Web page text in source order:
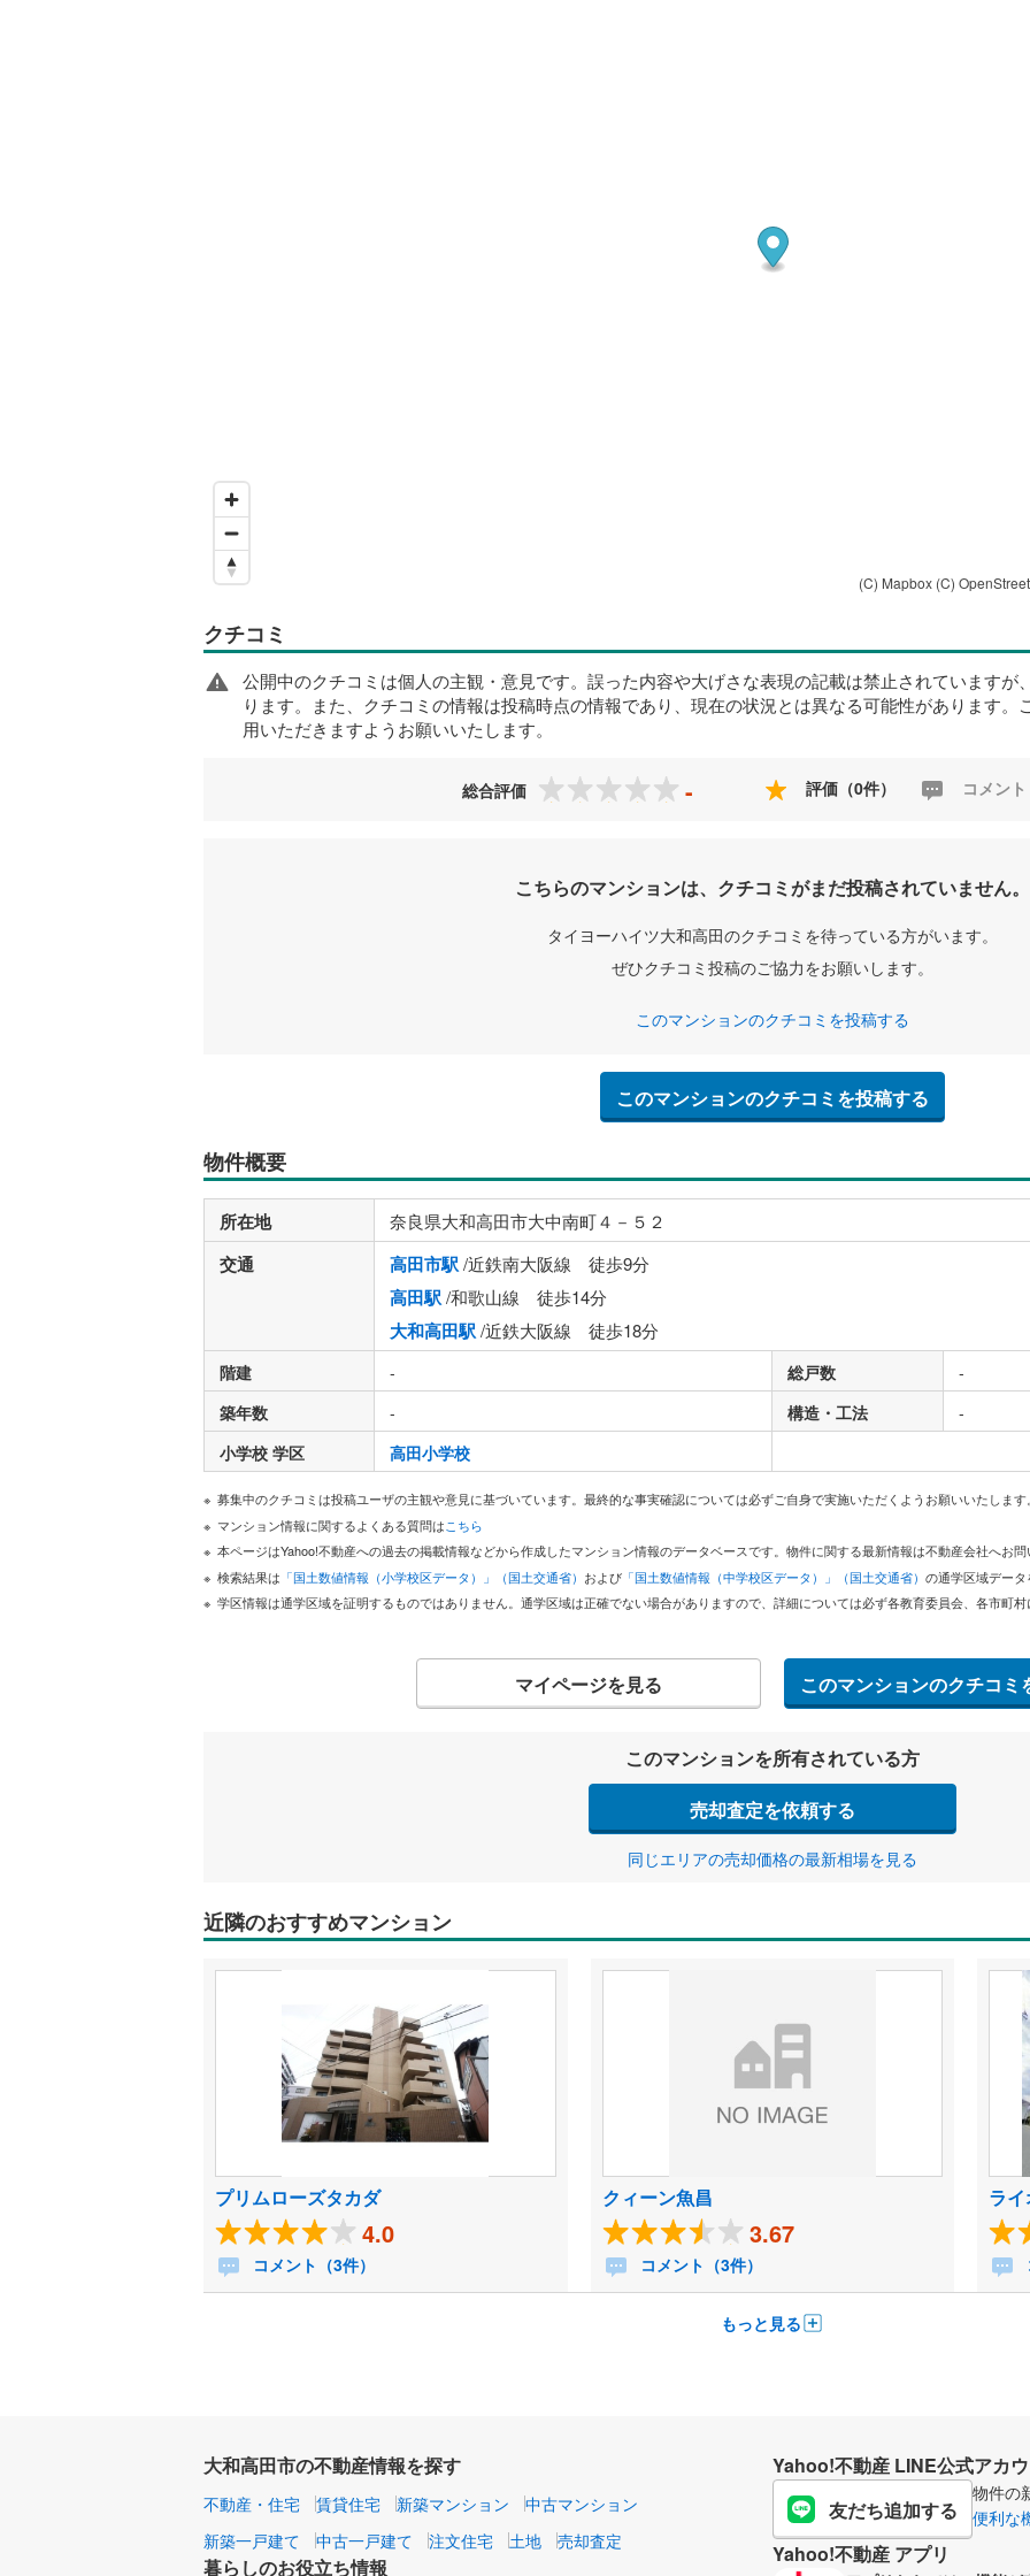
(C) Mapbox (C)
クチコミ
公開中のクチコミは個人の主観・意見です。誤った内容や大げさな表現の記載は禁止されていますが
ります。また、クチコミの情報は投稿時点の情報であり、現在の状況とは異なる可能性があります
用いただきますようお願いいたします。
総合評価 - 評価（0件） コメン
こちらのマンションは、クチコミがまだ投稿されていません。
タイヨーハイツ大和高田のクチコミを待っている方がいます。
ぜひクチコミ投稿のご協力をお願いします。
このマンションのクチコミを投稿する
このマンションのクチコミを投稿する
物件概要
所在地 奈良県大和高田市大中南町４－５２
交通 高田市駅/近鉄南大阪線 徒歩9分
高田駅/和歌山線 徒歩14分
大和高田駅/近鉄大阪線 徒歩18分
階建 - 総戸数
-
築年数
- 構造・工法
-
小学校 学区
高田小学校
募集中のクチコミは投稿ユーザの主観や意見に基づいています。最終的な事実確認については必ずご自身で実施いただくようお願いいたします
マンション情報に関するよくある質問はこちら
本ページはYahoo!不動産への過去の掲載情報などから作成したマンション情報のデータベースです。物件に関する最新情報は不動産会社へお
検索結果は 「国土数値情報（小学校区データ）」（国土交通省） および 「国土数値情報（中学校区データ）」（国土交通省） の通学区域デー
学区情報は通学区域を証明するものではありません。通学区域は正確でない場合がありますので、詳細については必ず各教育委員会、各市町
マイページを見る このマンションのクチコミ
このマンションを所有されている方
売却査定を依頼する
同じエリアの売却価格の最新相場を見る
近隣のおすすめマンション
プリムローズタカダ
4.0
コメント（3件）
クィーン魚昌
3.67
コメント（3件）
ラ
もっと見る
大和高田市の不動産情報を探す
不動産・住宅 賃貸住宅 新築マンション
中古マンション
新築一戸建て
中古一戸建て 注文住宅 土地 売却査定
暮らしのお役立ち情報
Yahoo!不動産 LINE公式アカ
友だち追加する
物件の
便利な
Yahoo!不動産 アプリ